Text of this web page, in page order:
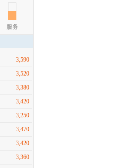
服务
3,590
3,520
3,380
3,420
3,250
3,470
3,420
3,360